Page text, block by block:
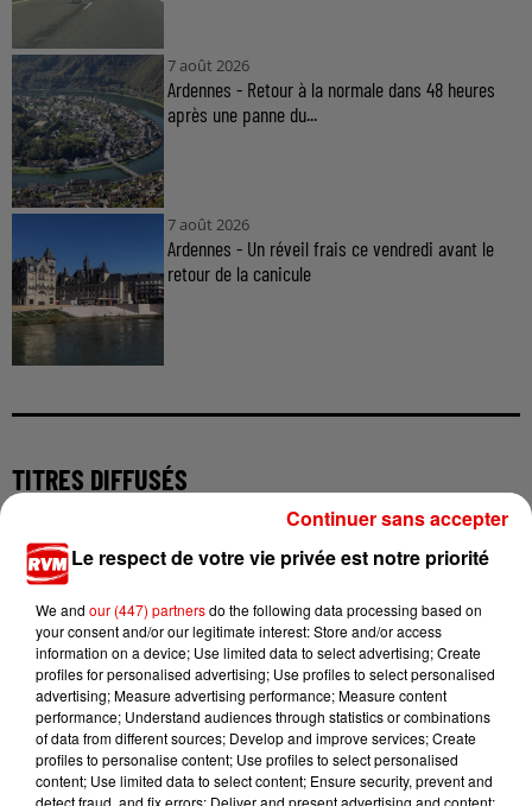
7 août 2026
Ardennes - Retour à la normale dans 48 heures
après une panne du...
7 août 2026
Ardennes - Un réveil frais ce vendredi avant le
retour de la canicule
TITRES DIFFUSÉS
11h05
11h05
JEAN-JACQUES
GOLDMAN
La Bas
11h02
11h02
OFENBACH, STARSAILOR
Four To The Floor
10h57
10h57
CKAY
Emiliana
Le respect de votre vie privée est notre priorité
We and our (447) partnersdo the following data processing based on
your consent and/or our legitimate interest: Store and/or access
information on a device; Use limited data to select advertising; Create
profiles for personalised advertising; Use profiles to select personalised
advertising; Measure advertising performance; Measure content
performance; Understand audiences through statistics or combinations
of data from different sources; Develop and improve services; Create
profiles to personalise content; Use profiles to select personalised
content; Use limited data to select content; Ensure security, prevent and
detect fraud, and fix errors; Deliver and present advertising and content;
Continuer sans accepter